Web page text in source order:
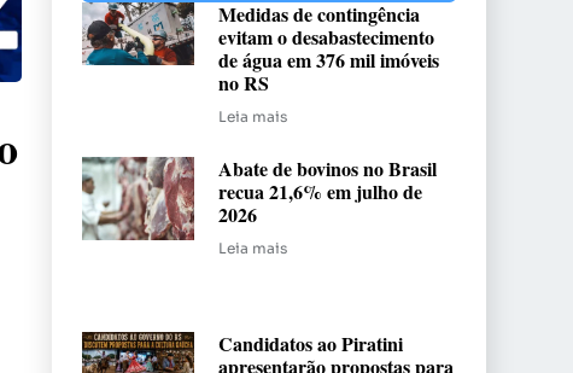
Medidas de contingência
evitam o desabastecimento
de água em 376 mil imóveis
no RS
Leia mais
Abate de bovinos no Brasil
recua 21,6% em julho de
2026
Leia mais
Candidatos ao Piratini
apresentarão propostas para